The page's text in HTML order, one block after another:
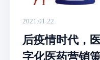
2021.01.22
后疫情时代，
字化医药营销